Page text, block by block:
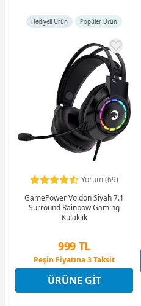
Hediyeli Ürün Popüler Ürün
Yorum (69)
GamePower Voldon Siyah 7.1
Surround Rainbow Gaming
Kulaklık
999 TL
Peşin Fiyatına 3 Taksit
12 Ay x 118 TL taksitle
Peşin Fiyatına 3 Taksit
ÜRÜNE GIT